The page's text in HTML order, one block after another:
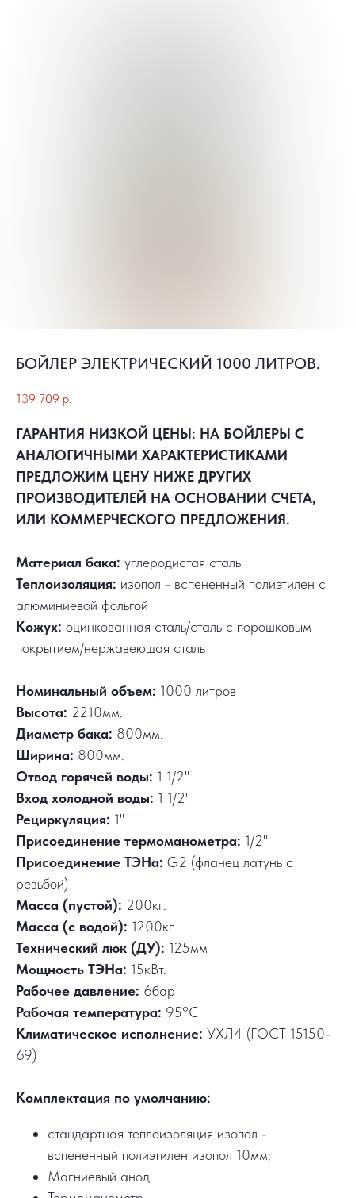
БОЙЛЕР ЭЛЕКТРИЧЕСКИЙ 1000 ЛИТРОВ.
139 709 р.
ГАРАНТИЯ НИЗКОЙ ЦЕНЫ: НА БОЙЛЕРЫ С
АНАЛОГИЧНЫМИ ХАРАКТЕРИСТИКАМИ
ПРЕДЛОЖИМ ЦЕНУ НИЖЕ ДРУГИХ
ПРОИЗВОДИТЕЛЕЙ НА ОСНОВАНИИ СЧЕТА,
ИЛИ КОММЕРЧЕСКОГО ПРЕДЛОЖЕНИЯ.
Материал бака: углеродистая сталь
Теплоизоляция: изопол - вспененный полиэтилен с
алюминиевой фольгой
Кожух: оцинкованная сталь/сталь с порошковым
покрытием/нержавеющая сталь
Номинальный объем: 1000 литров
Высота: 2210мм.
Диаметр бака: 800мм.
Ширина: 800мм.
Отвод горячей воды: 1 1/2"
Вход холодной воды: 1 1/2"
Рециркуляция: 1"
Присоединение термоманометра: 1/2"
Присоединение ТЭНа: G2 (фланец латунь с
резьбой)
Масса (пустой): 200кг.
Масса (с водой): 1200кг
Технический люк (ДУ): 125мм
Мощность ТЭНа: 15кВт.
Рабочее давление: 6бар
Рабочая температура: 95°C
Климатическое исполнение: УХЛ4 (ГОСТ 15150-
69)
Комплектация по умолчанию:
стандартная теплоизоляция изопол -
вспененный полиэтилен изопол 10мм;
Магниевый анод